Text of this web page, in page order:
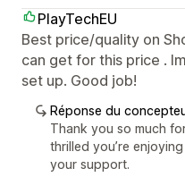
PlayTechEU
Best price/quality on
can get for this price .
set up. Good job!
Réponse du
Thank you so much
thrilled you’re
your support.